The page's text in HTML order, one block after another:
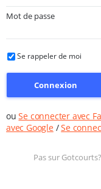
Mot de passe
Se rappeler de moi
Connexion
ouSe connecter avec
avec Google/Se
Pas sur